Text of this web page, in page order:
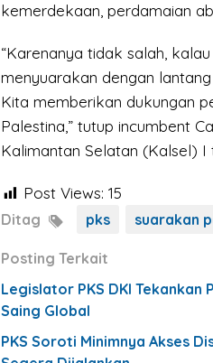
kemerdekaan, perdamaian
“Karenanya tidak salah,
menyuarakan dengan
Kita memberikan dukungan
Palestina,” tutup incumbent
Kalimantan Selatan (Kalsel) I
Post Views: 15
Ditag pks suarakan
Posting Terkait
Legislator PKS DKI Tekankan
Saing Global
PKS Soroti Minimnya Akses